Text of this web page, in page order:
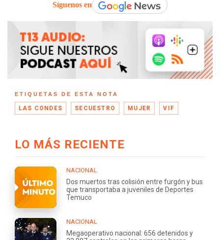
Síguenos en
ETIQUETAS DE ESTA NOTA
LAS CONDES SECUESTRO MUJER VIF
LO MÁS RECIENTE
NACIONAL
Dos muertos tras colisión entre furgón y bus
que transportaba a juveniles de Deportes
Temuco
NACIONAL
Megaoperativo nacional: 656 detenidos y